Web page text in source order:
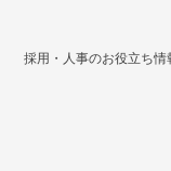
採用・人事のお役立ち情